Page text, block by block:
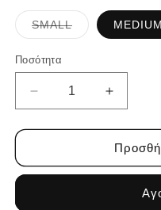
SMALLΗ
παραλλαγή
διαθέσιμη
MEDIUM
Ποσότητα
Ποσότητα
Μείωση
ποσότητας
για
SET
Αύξηση
για
LYRA
SET